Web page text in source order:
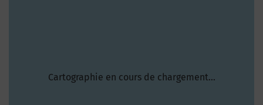
Cartographie en cours de chargement...